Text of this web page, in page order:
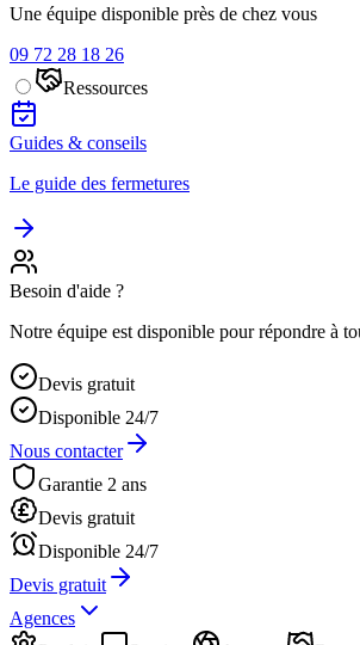
Une équipe disponible près de chez vous
09 72 28 18 26
Ressources
Guides & conseils
Le guide des fermetures
Besoin d'aide ?
Notre équipe est disponible pour répondre à
Devis gratuit
Disponible 24/7
Nous contacter
Garantie 2 ans
Devis gratuit
Disponible 24/7
Devis gratuit
Agences